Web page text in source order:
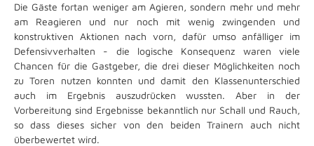
Die Gäste fortan weniger am Agieren, sondern mehr und mehr
am Reagieren und nur noch mit wenig zwingenden und
konstruktiven Aktionen nach vorn, dafür umso anfälliger im
Defensivverhalten - die logische Konsequenz waren viele
Chancen für die Gastgeber, die drei dieser Möglichkeiten noch
zu Toren nutzen konnten und damit den Klassenunterschied
auch im Ergebnis auszudrücken wussten. Aber in der
Vorbereitung sind Ergebnisse bekanntlich nur Schall und Rauch,
so dass dieses sicher von den beiden Trainern auch nicht
überbewertet wird.